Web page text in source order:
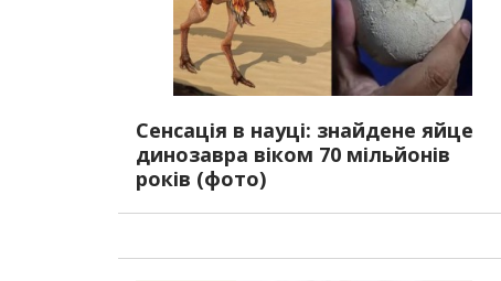
Сенсація в науці: знайдене яйце
динозавра віком 70 мільйонів
років (фото)